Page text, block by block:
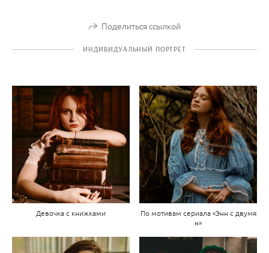
Поделиться ссылкой
ИНДИВИДУАЛЬНЫЙ ПОРТРЕТ
Девочка с книжками
По мотивам сериала «Энн с двумя
н»